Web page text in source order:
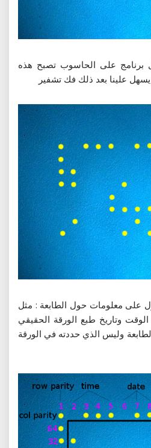
برنامج على الحاسوب تصبح هذه
علينا بعد ذلك فك تشفير
على معلومات حول الطابعة : مثل
وتاريخ طبع الورقة الحقيقي
وليس الذي حددته في الورقة